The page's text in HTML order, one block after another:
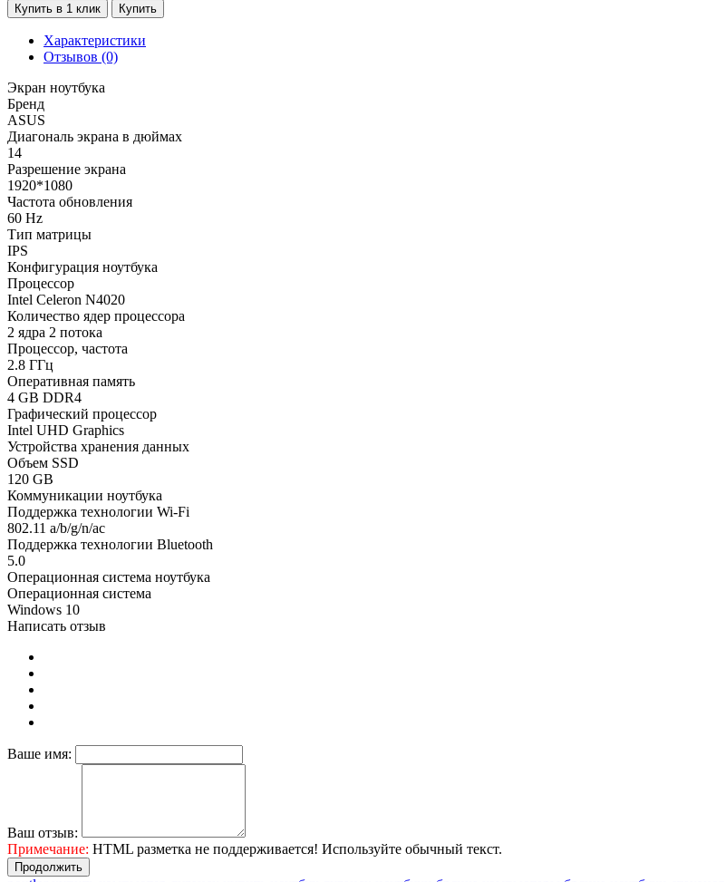
Купить в 1 клик Купить
Характеристики
Отзывов (0)
Экран ноутбука
Бренд
ASUS
Диагональ экрана в дюймах
14
Разрешение экрана
1920*1080
Частота обновления
60 Hz
Тип матрицы
IPS
Конфигурация ноутбука
Процессор
Intel Celeron N4020
Количество ядер процессора
2 ядра 2 потока
Процессор, частота
2.8 ГГц
Оперативная память
4 GB DDR4
Графический процессор
Intel UHD Graphics
Устройства хранения данных
Объем SSD
120 GB
Коммуникации ноутбука
Поддержка технологии Wi-Fi
802.11 a/b/g/n/ac
Поддержка технологии Bluetooth
5.0
Операционная система ноутбука
Операционная система
Windows 10
Написать отзыв
Ваше имя:
Ваш отзыв:
Примечание: HTML разметка не поддерживается! Используйте обычный текст.
Продолжить